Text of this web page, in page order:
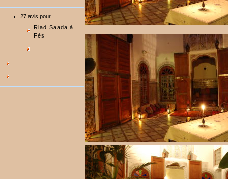
27 avis pour
Riad Saada à
Fès